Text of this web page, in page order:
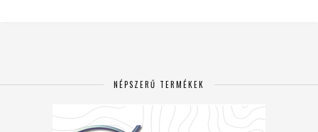
NÉPSZERŰ TERMÉKEK